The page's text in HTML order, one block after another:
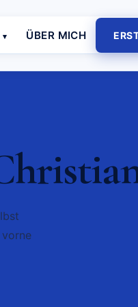
ÜBER MICH